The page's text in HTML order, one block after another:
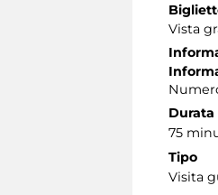
Vista
Durata
75
Tipo
Visita